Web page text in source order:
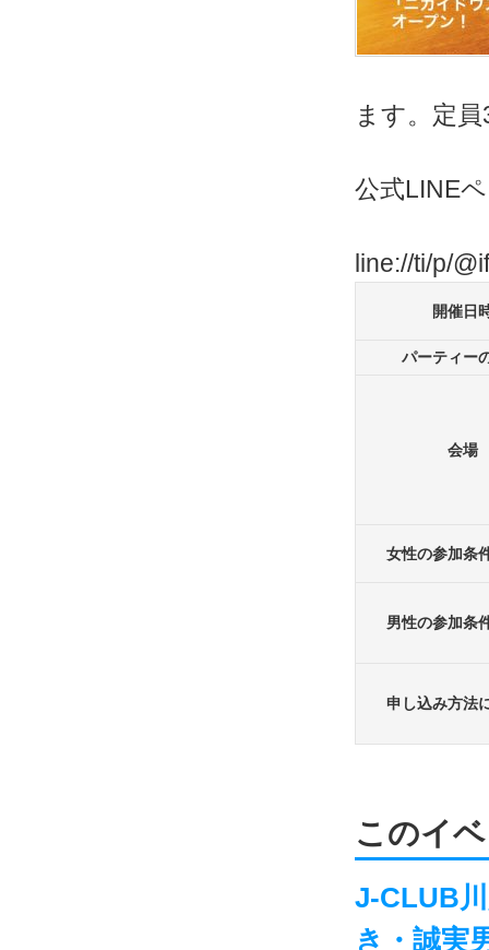
ます。定
公式LINE
line://ti/p/
開催日
パーティー
会場
女性の参加条
男性の参加条
申し込み方法
このイ
J-CLUB
き・誠実